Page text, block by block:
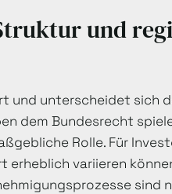
und
und unterscheidet sich
dem Bundesrecht
Rolle. Für
variieren
sind